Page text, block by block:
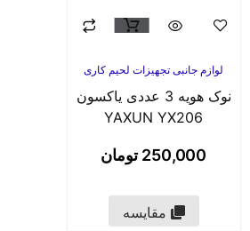
لوازم جانبی تجهیزات لحیم کاری
نوک هویه 3 عددی یاکسون
YAXUN YX206
250,000 تومان
مقایسه